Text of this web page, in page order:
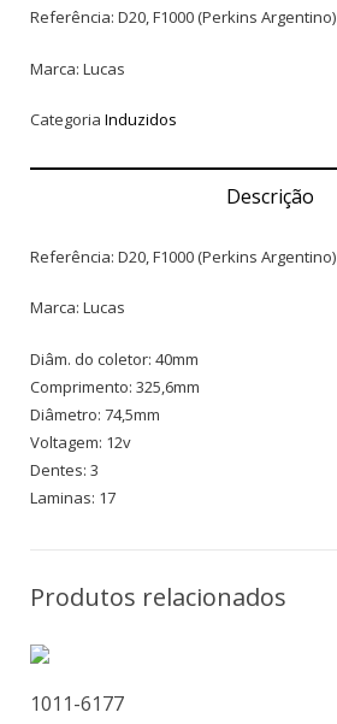
Referência: D20, F1000 (Perkins Argentino)
Marca: Lucas
Categoria Induzidos
Descrição
Referência: D20, F1000 (Perkins Argentino)
Marca: Lucas
Diâm. do coletor: 40mm
Comprimento: 325,6mm
Diâmetro: 74,5mm
Voltagem: 12v
Dentes: 3
Laminas: 17
Produtos relacionados
1011-6177